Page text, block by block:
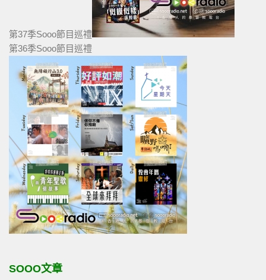
第37季Sooo節目巡禮
第36季Sooo節目巡禮
SOOO文章